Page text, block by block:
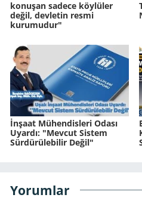
konuşan sadece köylüler
değil, devletin resmi
kurumudur"
İnşaat Mühendisleri Odası
Uyardı: "Mevcut Sistem
Sürdürülebilir Değil"
Yorumlar